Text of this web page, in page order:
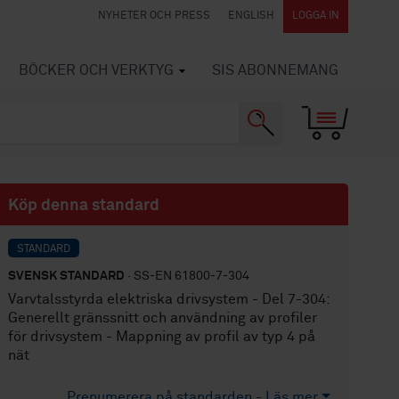
NYHETER OCH PRESS ENGLISH LOGGA IN
BÖCKER OCH VERKTYG SIS ABONNEMANG
Köp denna standard
STANDARD
SVENSK STANDARD · SS-EN 61800-7-304
Varvtalsstyrda elektriska drivsystem - Del 7-304:
Generellt gränssnitt och användning av profiler
för drivsystem - Mappning av profil av typ 4 på
nät